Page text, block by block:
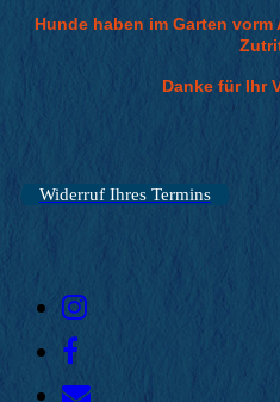
Hunde haben im Garten
Danke für Ihr
Widerruf Ihres Termins